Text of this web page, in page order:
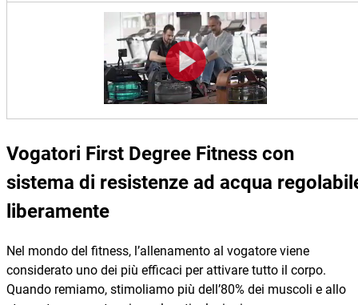
Vogatori First Degree Fitness con
sistema di resistenze ad acqua
liberamente
Nel mondo del fitness, l’allenamento al vogatore viene
considerato uno dei più efficaci per attivare tutto il corpo.
Quando remiamo, stimoliamo più dell’80% dei muscoli e allo